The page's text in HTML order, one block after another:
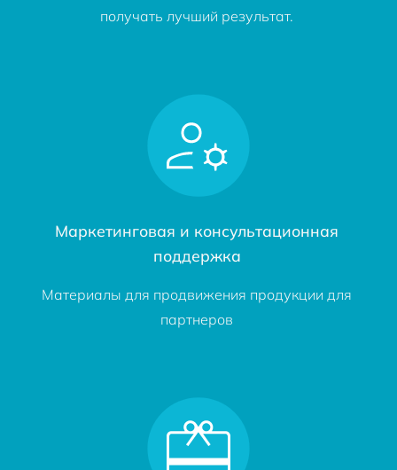
получать лучший результат.
Маркетинговая и консультационная
поддержка
Материалы для продвижения продукции для
партнеров